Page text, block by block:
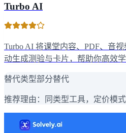
Turbo AI
Turbo AI 将课堂内容、PDF、音
动生成测验与卡片，帮助你高效学
替代类型部分替代
推荐理由： 同类型工具，定价模